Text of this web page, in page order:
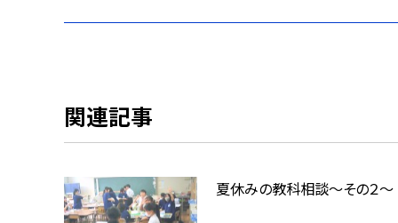
関連記事
夏休みの教科相談～その２～